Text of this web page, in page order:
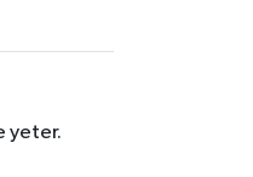
yeter.